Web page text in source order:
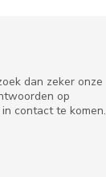
dan zeker onze
op
contact te komen.